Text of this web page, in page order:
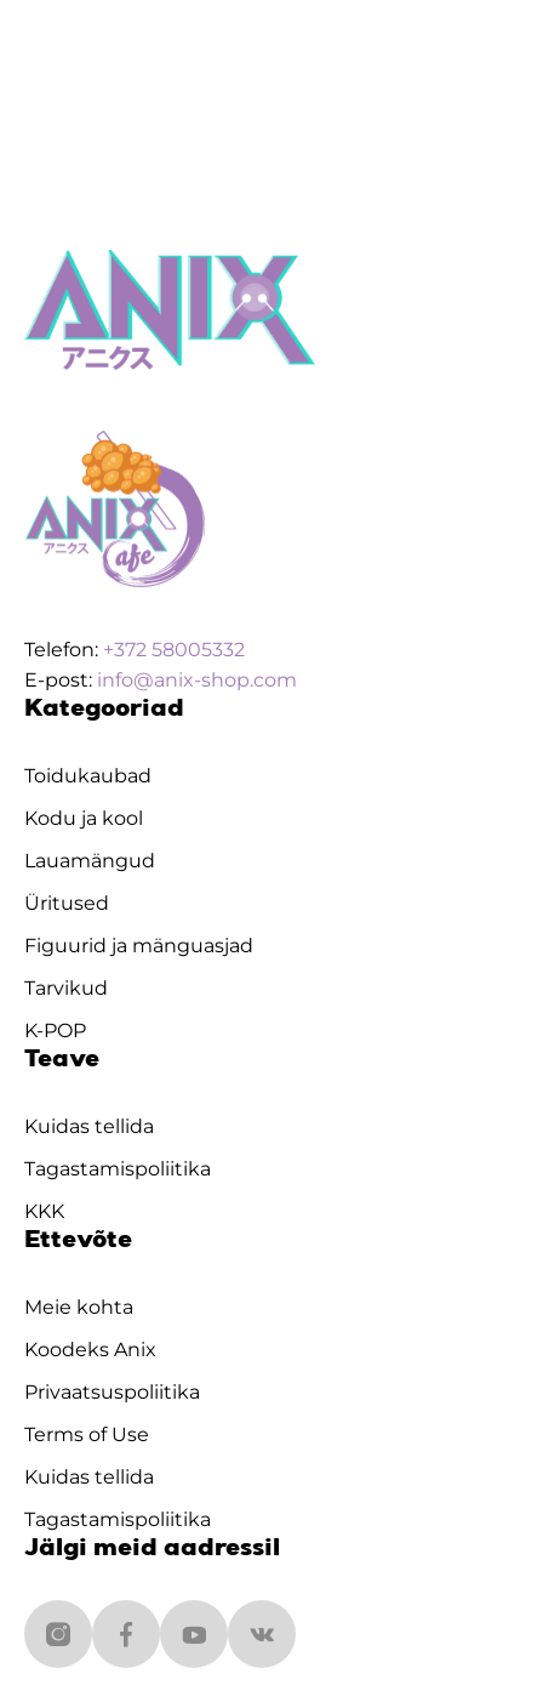
Telefon: +372 58005332
E-post: info@anix-shop.com
Kategooriad
Toidukaubad
Kodu ja kool
Lauamängud
Üritused
Figuurid ja mänguasjad
Tarvikud
K-POP
Teave
Kuidas tellida
Tagastamispoliitika
KKK
Ettevõte
Meie kohta
Koodeks Anix
Privaatsuspoliitika
Terms of Use
Kuidas tellida
Tagastamispoliitika
Jälgi meid aadressil